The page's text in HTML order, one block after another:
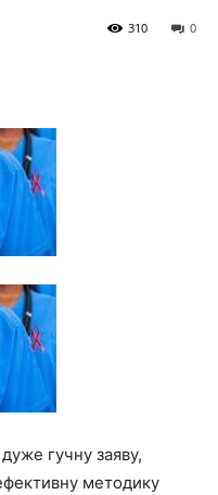
0
310
гучну заяву,
методику